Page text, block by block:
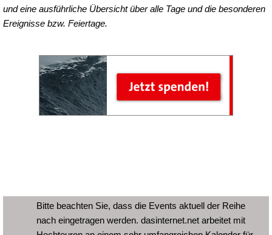
und eine ausführliche Übersicht über alle Tage und die besonderen
Ereignisse bzw. Feiertage.
Bitte beachten Sie, dass die Events aktuell der Reihe
nach eingetragen werden. dasinternet.net arbeitet mit